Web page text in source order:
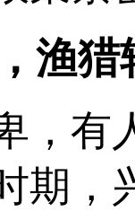
渔猎
，有
期，